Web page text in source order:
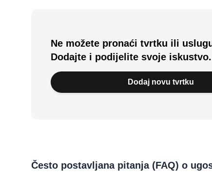
Ne možete pronaći tvrtku ili
Dodajte i podijelite svoje iskustvo.
Dodaj novu tvrtku
Često postavljana pitanja (FAQ) o